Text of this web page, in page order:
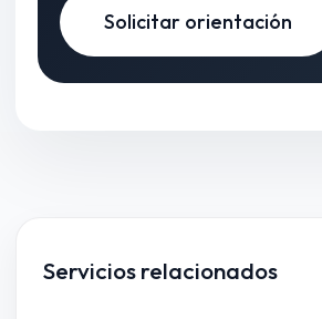
Solicitar orientación
Servicios relacionados